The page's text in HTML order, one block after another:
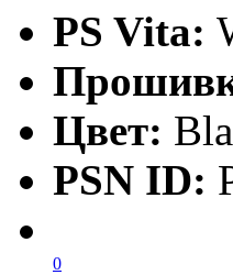
PS Vita:
Цвет:
PSN ID:
0